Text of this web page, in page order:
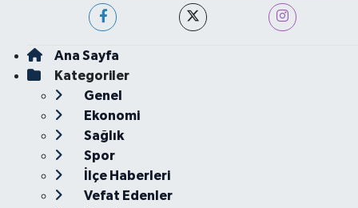
Ana Sayfa
Kategoriler
Genel
Ekonomi
Sağlık
Spor
İlçe Haberleri
Vefat Edenler